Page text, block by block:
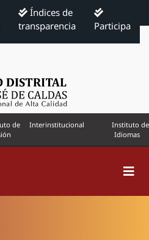
Índices de
transparencia
Participa
de
Interinstitucional
Instituto de
Idiomas